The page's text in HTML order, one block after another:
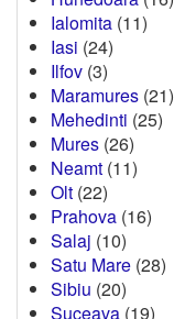
Ialomita (11)
Iasi (24)
Ilfov (3)
Maramures (21)
Mehedinti (25)
Mures (26)
Neamt (11)
Olt (22)
Prahova (16)
Salaj (10)
Satu Mare (28)
Sibiu (20)
Suceava (19)